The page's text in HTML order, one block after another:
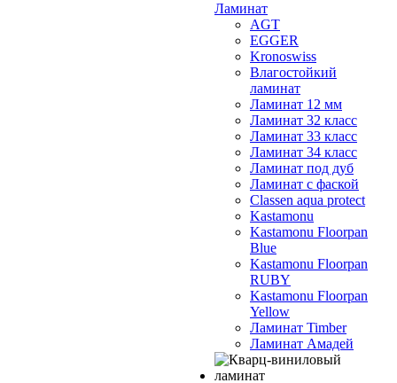
Ламинат
AGT
EGGER
Kronoswiss
Влагостойкий
ламинат
Ламинат 12 мм
Ламинат 32 класс
Ламинат 33 класс
Ламинат 34 класс
Ламинат под дуб
Ламинат с фаской
Classen aqua protect
Kastamonu
Kastamonu Floorpan
Blue
Kastamonu Floorpan
RUBY
Kastamonu Floorpan
Yellow
Ламинат Timber
Ламинат Амадей